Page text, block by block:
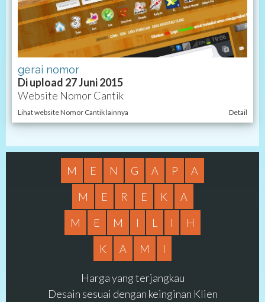
gerai nomor
Di upload 27 Juni 2015
Website Nomor Cantik
Lihat website Nomor Cantik lainnya Detail
M E N G A P
A
M
E R E K
A
M
E M I L I
H
K
A M I
Harga yang terjangkau
Desain sesuai dengan keinginan Klien